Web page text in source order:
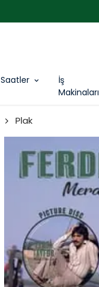
Saatler
İş
Makinaları
Plak